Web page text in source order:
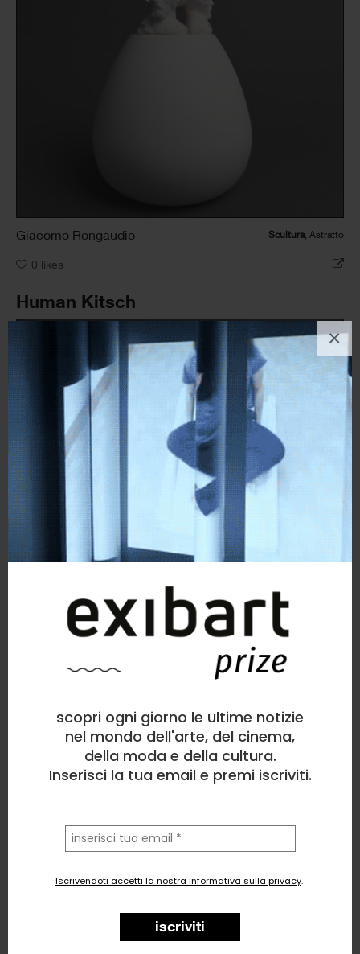
scopri ogni giorno le ultime notizie
nel mondo dell'arte, del cinema,
della moda e della cultura.
Inserisci la tua email e premi iscriviti.
Iscrivendoti accetti la nostra informativa sulla privacy.
iscriviti
×
Giacomo Rongaudio Scultura , Astratto
0 likes
Human Kitsch
Giacomo Rongaudio Scultura
Human Kitsch